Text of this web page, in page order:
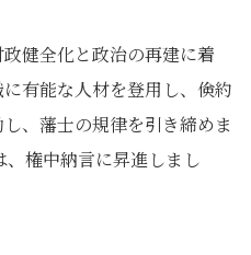
健全化と政治の再建に着
有能な人材を登用し、倹約
、藩士の規律を引き締めま
、権中納言に昇進しまし